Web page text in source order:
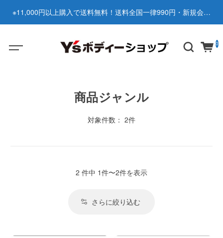
※11,000円以上購入で送料無料！送料全国一律990円・新規会員
0
商品ジャンル
対象件数： 2件
2 件中 1件〜2件を表示
さらに絞り込む